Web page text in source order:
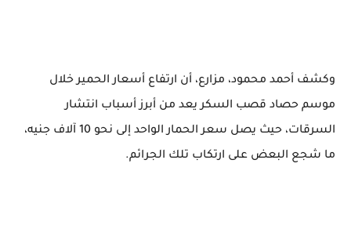
وكشف أحمد محمود، مزارع، أن ارتفاع أسعار الحمير خلال
موسم حصاد قصب السكر يعد من أبرز أسباب انتشار
السرقات، حيث يصل سعر الحمار الواحد إلى نحو 10 آلاف جنيه،
ما شجع البعض على ارتكاب تلك الجرائم.